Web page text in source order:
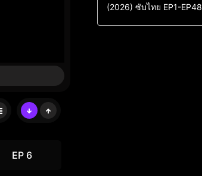
EP 6
ซีรี่ย์จีนซับไทย
(2026) ซับไทย EP1-EP48